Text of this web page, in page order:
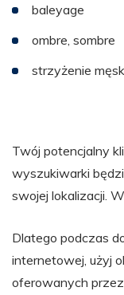
baleyage
ombre, sombre
strzyżenie
Twój potencjalny
wyszukiwarki
swojej lokalizacji.
Dlatego podczas
internetowej, użyj
oferowanych